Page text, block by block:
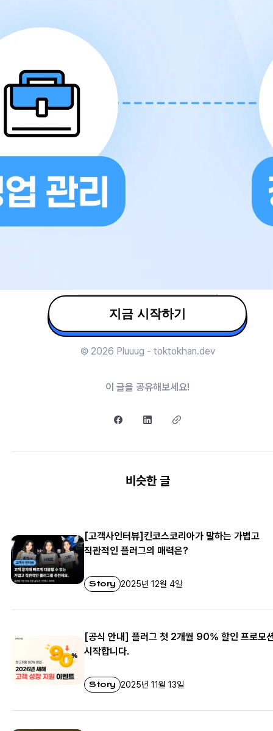
지금 시작하기
© 2026 Pluuug - toktokhan.dev
이 글을 공유해보세요!
비슷한 글
[고객사인터뷰]킨코스코리아가 말하는 가볍고
직관적인 플러그의 매력은?
Story 2025년 12월 4일
[공식 안내] 플러그 첫 2개월 90% 할인 프로모
시작합니다.
Story 2025년 11월 13일